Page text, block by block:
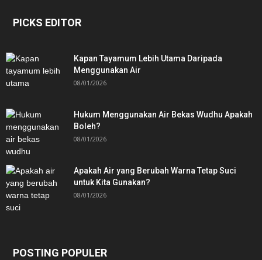
PICKS EDITOR
Kapan Tayamum Lebih Utama Daripada
Menggunakan Air
08/01/2026
Hukum Menggunakan Air Bekas Wudhu Apakah
Boleh?
08/01/2026
Apakah Air yang Berubah Warna Tetap Suci
untuk Kita Gunakan?
08/01/2026
POSTING POPULER